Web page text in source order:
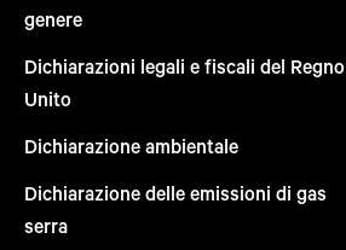
genere
Dichiarazioni legali e fiscali del Regno
Unito
Dichiarazione ambientale
Dichiarazione delle emissioni di gas
serra